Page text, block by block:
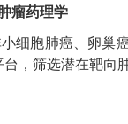
瘤药理学
细胞肺癌、卵巢
台，筛选潜在靶向